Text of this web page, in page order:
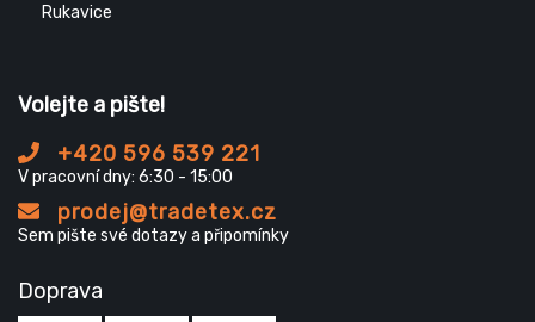
Rukavice
Volejte a pište!
+420 596 539 221
V pracovní dny: 6:30 - 15:00
prodej@tradetex.cz
Sem pište své dotazy a připomínky
Doprava